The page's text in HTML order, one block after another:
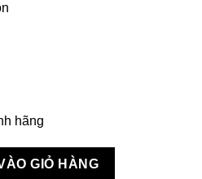
hãng
Onchyo 1 chiều FV25 LHP6T số
GIỎ HÀNG